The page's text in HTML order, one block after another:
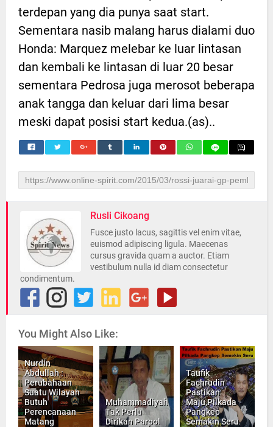
terdepan yang dia punya saat start.
Sementara nasib malang harus dialami duo
Honda: Marquez melebar ke luar lintasan
dan kembali ke lintasan di luar 20 besar
sementara Pedrosa juga merosot beberapa
anak tangga dan keluar dari lima besar
meski dapat posisi start kedua.(as)..
Rusli Cikoang
Fusce justo lacus, sagittis vel enim vitae,
euismod adipiscing ligula. Maecenas
cursus gravida quam a auctor. Etiam
vestibulum nulla id diam consectetur
condimentum.
You Might Also Like:
Nurdin
Abdullah :
Perubahaan
Suatu Wilayah
Butuh
Perencanaan
Matang
Muhammadiyah
Tak Perlu
Dirikan Parpol
Taufik
Fachrudin
Pastikan
Maju,Pilkada
Pangkep
Semakin Seru